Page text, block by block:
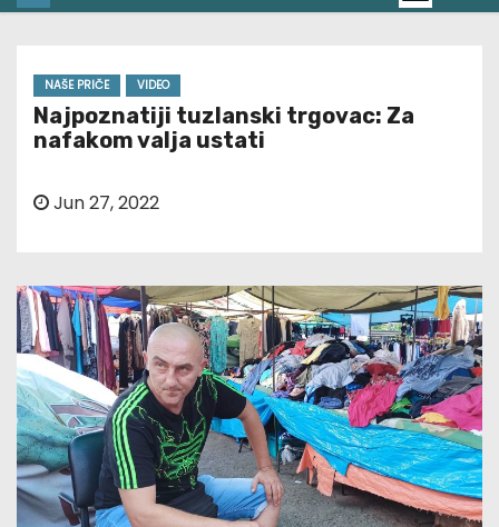
NAŠE PRIČE VIDEO
Najpoznatiji tuzlanski trgovac: Za
nafakom valja ustati
Jun 27, 2022